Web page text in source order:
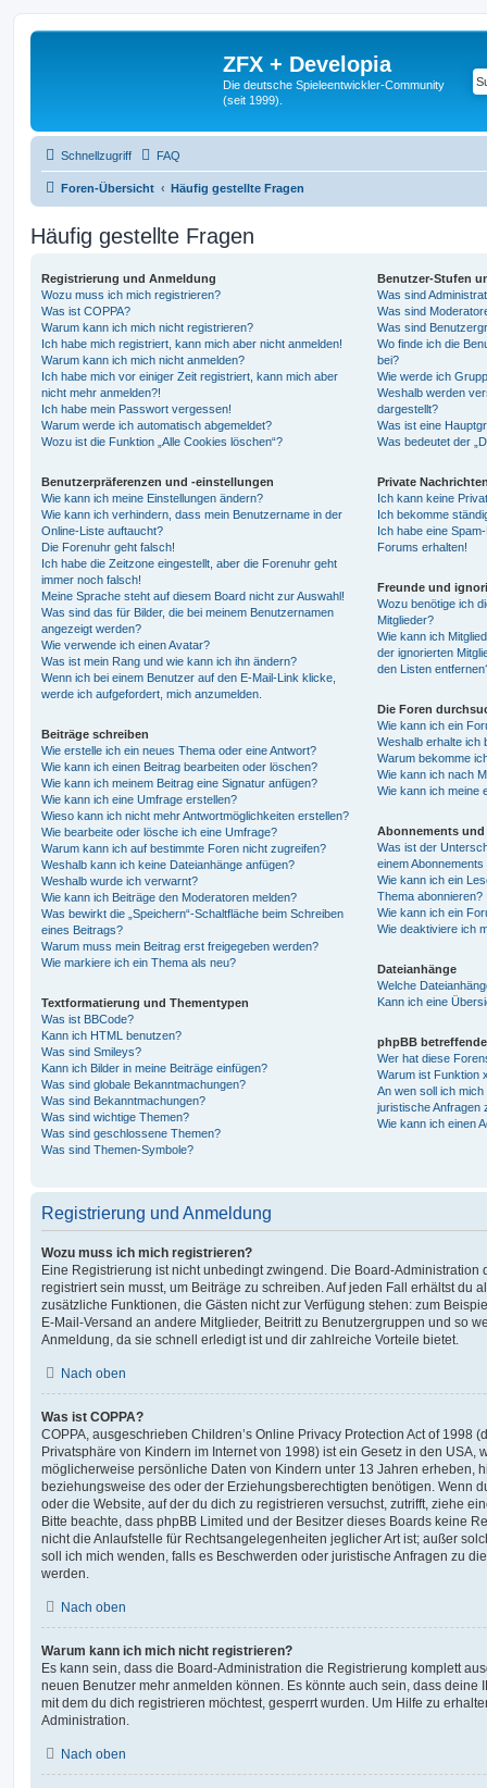
ZFX + Developia
Die deutsche Spieleentwickler-Community
(seit 1999).
Schnellzugriff FAQ
Foren-Übersicht Häufig gestellte Fragen
Häufig gestellte Fragen
Registrierung und Anmeldung
Wozu muss ich mich registrieren?
Was ist COPPA?
Warum kann ich mich nicht registrieren?
Ich habe mich registriert, kann mich aber nicht anmelden!
Warum kann ich mich nicht anmelden?
Ich habe mich vor einiger Zeit registriert, kann mich aber
nicht mehr anmelden?!
Ich habe mein Passwort vergessen!
Warum werde ich automatisch abgemeldet?
Wozu ist die Funktion „Alle Cookies löschen“?
Benutzerpräferenzen und -einstellungen
Wie kann ich meine Einstellungen ändern?
Wie kann ich verhindern, dass mein Benutzername in der
Online-Liste auftaucht?
Die Forenuhr geht falsch!
Ich habe die Zeitzone eingestellt, aber die Forenuhr geht
immer noch falsch!
Meine Sprache steht auf diesem Board nicht zur Auswahl!
Was sind das für Bilder, die bei meinem Benutzernamen
angezeigt werden?
Wie verwende ich einen Avatar?
Was ist mein Rang und wie kann ich ihn ändern?
Wenn ich bei einem Benutzer auf den E-Mail-Link klicke,
werde ich aufgefordert, mich anzumelden.
Beiträge schreiben
Wie erstelle ich ein neues Thema oder eine Antwort?
Wie kann ich einen Beitrag bearbeiten oder löschen?
Wie kann ich meinem Beitrag eine Signatur anfügen?
Wie kann ich eine Umfrage erstellen?
Wieso kann ich nicht mehr Antwortmöglichkeiten erstellen?
Wie bearbeite oder lösche ich eine Umfrage?
Warum kann ich auf bestimmte Foren nicht zugreifen?
Weshalb kann ich keine Dateianhänge anfügen?
Weshalb wurde ich verwarnt?
Wie kann ich Beiträge den Moderatoren melden?
Was bewirkt die „Speichern“-Schaltfläche beim Schreiben
eines Beitrags?
Warum muss mein Beitrag erst freigegeben werden?
Wie markiere ich ein Thema als neu?
Textformatierung und Thementypen
Was ist BBCode?
Kann ich HTML benutzen?
Was sind Smileys?
Kann ich Bilder in meine Beiträge einfügen?
Was sind globale Bekanntmachungen?
Was sind Bekanntmachungen?
Was sind wichtige Themen?
Was sind geschlossene Themen?
Was sind Themen-Symbole?
Benutzer-Stufen
Was sind
Was sind
Was sind
Wo finde ich die
bei?
Wie werde ich
Weshalb werden
dargestellt?
Was ist eine
Was bedeutet der
Private
Ich kann keine
Ich bekomme
Ich habe eine
Forums erhalten!
Freunde und
Wozu benötige ich
Mitglieder?
Wie kann ich
der ignorierten
den Listen
Die Foren
Wie kann ich ein
Weshalb erhalte ich
Warum bekomme
Wie kann ich nach
Wie kann ich meine
Abonnements und
Was ist der
einem
Wie kann ich ein
Thema abonnieren?
Wie kann ich ein
Wie deaktiviere ich
Dateianhänge
Welche
Kann ich eine
phpBB
Wer hat diese
Warum ist Funktion
An wen soll ich
juristische Anfragen
Wie kann ich einen
Registrierung und Anmeldung
Wozu muss ich mich registrieren?
Eine Registrierung ist nicht unbedingt zwingend. Die Board-Administration
registriert sein musst, um Beiträge zu schreiben. Auf jeden Fall erhältst du
zusätzliche Funktionen, die Gästen nicht zur Verfügung stehen: zum
E-Mail-Versand an andere Mitglieder, Beitritt zu Benutzergruppen und so
Anmeldung, da sie schnell erledigt ist und dir zahlreiche Vorteile bietet.
Nach oben
Was ist COPPA?
COPPA, ausgeschrieben Children’s Online Privacy Protection Act of 1998
Privatsphäre von Kindern im Internet von 1998) ist ein Gesetz in den USA,
möglicherweise persönliche Daten von Kindern unter 13 Jahren erheben,
beziehungsweise des oder der Erziehungsberechtigten benötigen. Wenn
oder die Website, auf der du dich zu registrieren versuchst, zutrifft, ziehe
Bitte beachte, dass phpBB Limited und der Besitzer dieses Boards keine
nicht die Anlaufstelle für Rechtsangelegenheiten jeglicher Art ist; außer
soll ich mich wenden, falls es Beschwerden oder juristische Anfragen zu
werden.
Nach oben
Warum kann ich mich nicht registrieren?
Es kann sein, dass die Board-Administration die Registrierung komplett
neuen Benutzer mehr anmelden können. Es könnte auch sein, dass deine
mit dem du dich registrieren möchtest, gesperrt wurden. Um Hilfe zu
Administration.
Nach oben